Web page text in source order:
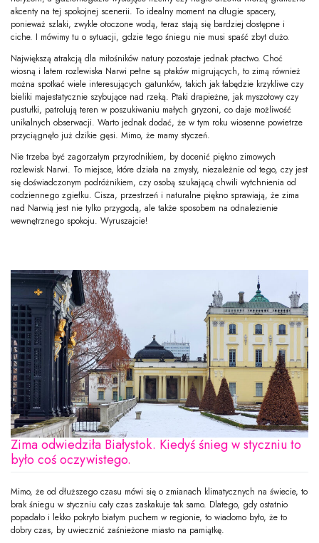
akcenty na tej spokojnej scenerii. To idealny moment na długie spacery,
ponieważ szlaki, zwykle otoczone wodą, teraz stają się bardziej dostępne i
ciche. I mówimy tu o sytuacji, gdzie tego śniegu nie musi spaść zbyt dużo.
Największą atrakcją dla miłośników natury pozostaje jednak ptactwo. Choć
wiosną i latem rozlewiska Narwi pełne są ptaków migrujących, to zimą również
można spotkać wiele interesujących gatunków, takich jak łabędzie krzykliwe czy
bieliki majestatycznie szybujące nad rzeką. Ptaki drapieżne, jak myszołowy czy
pustułki, patrolują teren w poszukiwaniu małych gryzoni, co daje możliwość
unikalnych obserwacji. Warto jednak dodać, że w tym roku wiosenne powietrze
przyciągnęło już dzikie gęsi. Mimo, że mamy styczeń.
Nie trzeba być zagorzałym przyrodnikiem, by docenić piękno zimowych
rozlewisk Narwi. To miejsce, które działa na zmysły, niezależnie od tego, czy jest
się doświadczonym podróżnikiem, czy osobą szukającą chwili wytchnienia od
codziennego zgiełku. Cisza, przestrzeń i naturalne piękno sprawiają, że zima
nad Narwią jest nie tylko przygodą, ale także sposobem na odnalezienie
wewnętrznego spokoju. Wyruszajcie!
Zima odwiedziła Białystok. Kiedyś śnieg w styczniu to
było coś oczywistego.
Mimo, że od dłuższego czasu mówi się o zmianach klimatycznych na świecie, to
brak śniegu w styczniu cały czas zaskakuje tak samo. Dlatego, gdy ostatnio
popadało i lekko pokryło białym puchem w regionie, to wiadomo było, że to
dobry czas, by uwiecznić zaśnieżone miasto na pamiątkę.